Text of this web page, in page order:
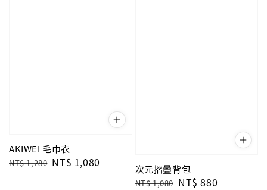
AKIWEI 毛巾衣
Regular
NT$ 1,280 Sale
NT$ 1,080 次元摺疊背包
Regular
NT$ 1,080 Sale
NT$ 880